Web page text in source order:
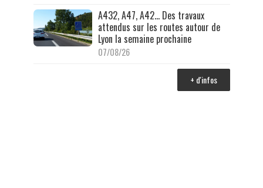
A432, A47, A42… Des travaux
attendus sur les routes autour de
Lyon la semaine prochaine
07/08/26
+ d'infos